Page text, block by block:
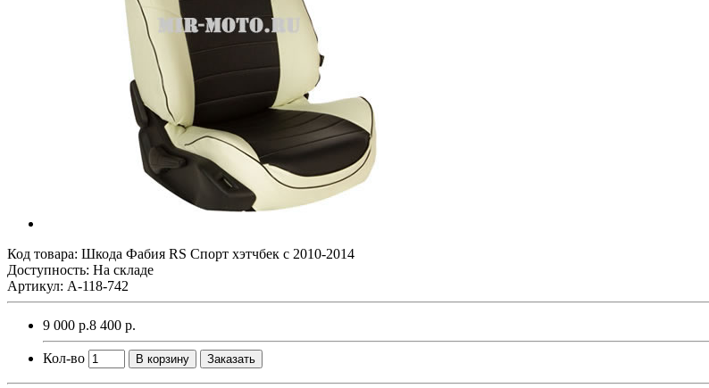
Код товара: Шкода Фабия RS Спорт хэтчбек с 2010-2014
Доступность: На складе
Артикул: A-118-742
9 000 р.8 400 р.
Кол-во В корзину Заказать